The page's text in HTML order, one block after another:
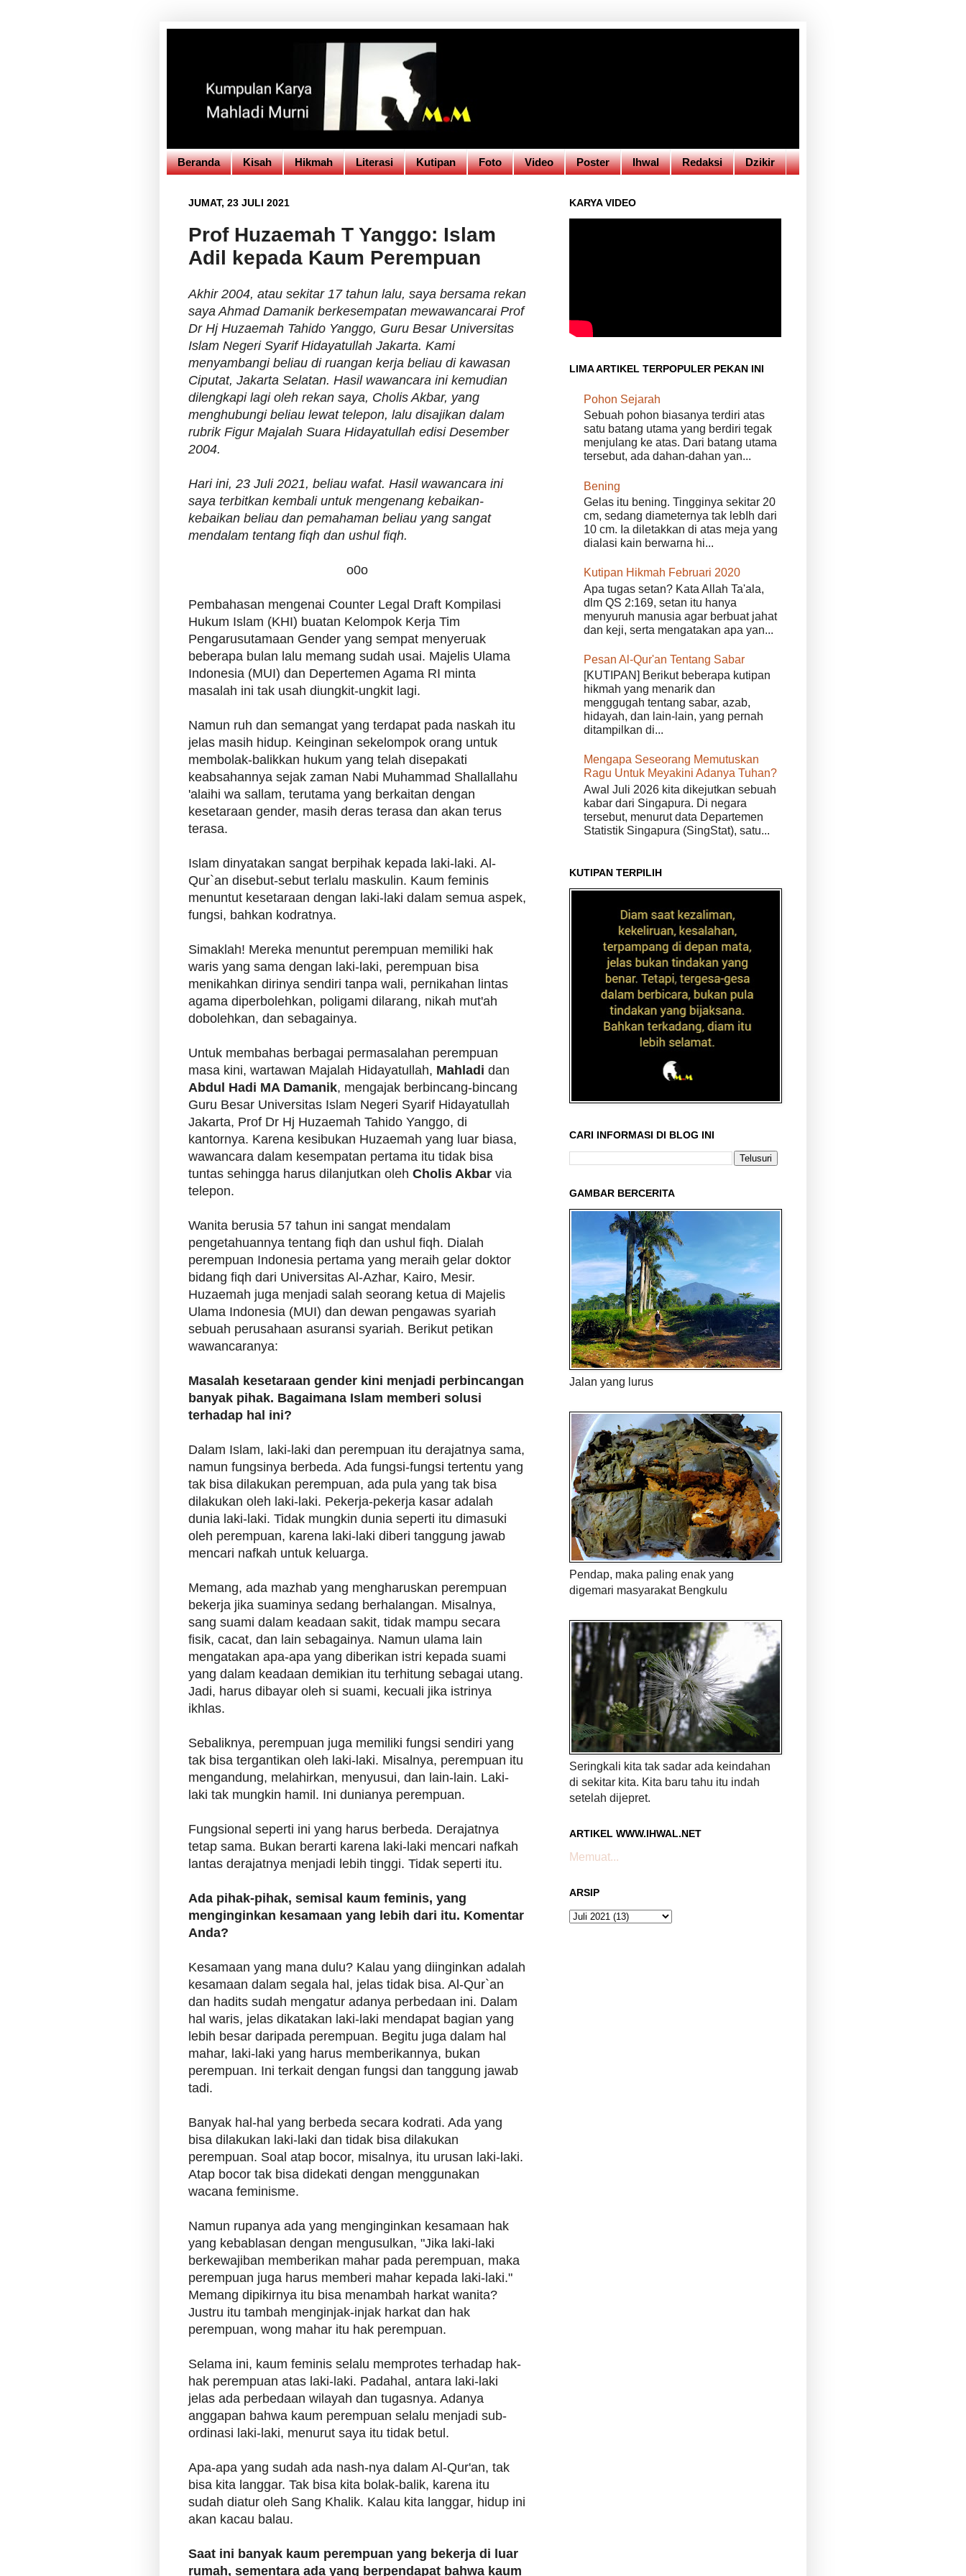
Beranda Kisah Hikmah Literasi Kutipan Foto Video Poster Ihwal Redaksi Dzikir
JUMAT, 23 JULI 2021
Prof Huzaemah T Yanggo: Islam
Adil kepada Kaum Perempuan
Akhir 2004, atau sekitar 17 tahun lalu, saya bersama rekan
saya Ahmad Damanik berkesempatan mewawancarai Prof
Dr Hj Huzaemah Tahido Yanggo, Guru Besar Universitas
Islam Negeri Syarif Hidayatullah Jakarta. Kami
menyambangi beliau di ruangan kerja beliau di kawasan
Ciputat, Jakarta Selatan. Hasil wawancara ini kemudian
dilengkapi lagi oleh rekan saya, Cholis Akbar, yang
menghubungi beliau lewat telepon, lalu disajikan dalam
rubrik Figur Majalah Suara Hidayatullah edisi Desember
2004.
Hari ini, 23 Juli 2021, beliau wafat. Hasil wawancara ini
saya terbitkan kembali untuk mengenang kebaikan-
kebaikan beliau dan pemahaman beliau yang sangat
mendalam tentang fiqh dan ushul fiqh.
o0o
Pembahasan mengenai Counter Legal Draft Kompilasi
Hukum Islam (KHI) buatan Kelompok Kerja Tim
Pengarusutamaan Gender yang sempat menyeruak
beberapa bulan lalu memang sudah usai. Majelis Ulama
Indonesia (MUI) dan Depertemen Agama RI minta
masalah ini tak usah diungkit-ungkit lagi.
Namun ruh dan semangat yang terdapat pada naskah itu
jelas masih hidup. Keinginan sekelompok orang untuk
membolak-balikkan hukum yang telah disepakati
keabsahannya sejak zaman Nabi Muhammad Shallallahu
'alaihi wa sallam, terutama yang berkaitan dengan
kesetaraan gender, masih deras terasa dan akan terus
terasa.
Islam dinyatakan sangat berpihak kepada laki-laki. Al-
Qur`an disebut-sebut terlalu maskulin. Kaum feminis
menuntut kesetaraan dengan laki-laki dalam semua aspek,
fungsi, bahkan kodratnya.
Simaklah! Mereka menuntut perempuan memiliki hak
waris yang sama dengan laki-laki, perempuan bisa
menikahkan dirinya sendiri tanpa wali, pernikahan lintas
agama diperbolehkan, poligami dilarang, nikah mut'ah
dobolehkan, dan sebagainya.
Untuk membahas berbagai permasalahan perempuan
masa kini, wartawan Majalah Hidayatullah, Mahladi dan
Abdul Hadi MA Damanik, mengajak berbincang-bincang
Guru Besar Universitas Islam Negeri Syarif Hidayatullah
Jakarta, Prof Dr Hj Huzaemah Tahido Yanggo, di
kantornya. Karena kesibukan Huzaemah yang luar biasa,
wawancara dalam kesempatan pertama itu tidak bisa
tuntas sehingga harus dilanjutkan oleh Cholis Akbar via
telepon.
Wanita berusia 57 tahun ini sangat mendalam
pengetahuannya tentang fiqh dan ushul fiqh. Dialah
perempuan Indonesia pertama yang meraih gelar doktor
bidang fiqh dari Universitas Al-Azhar, Kairo, Mesir.
Huzaemah juga menjadi salah seorang ketua di Majelis
Ulama Indonesia (MUI) dan dewan pengawas syariah
sebuah perusahaan asuransi syariah. Berikut petikan
wawancaranya:
Masalah kesetaraan gender kini menjadi perbincangan
banyak pihak. Bagaimana Islam memberi solusi
terhadap hal ini?
Dalam Islam, laki-laki dan perempuan itu derajatnya sama,
namun fungsinya berbeda. Ada fungsi-fungsi tertentu yang
tak bisa dilakukan perempuan, ada pula yang tak bisa
dilakukan oleh laki-laki. Pekerja-pekerja kasar adalah
dunia laki-laki. Tidak mungkin dunia seperti itu dimasuki
oleh perempuan, karena laki-laki diberi tanggung jawab
mencari nafkah untuk keluarga.
Memang, ada mazhab yang mengharuskan perempuan
bekerja jika suaminya sedang berhalangan. Misalnya,
sang suami dalam keadaan sakit, tidak mampu secara
fisik, cacat, dan lain sebagainya. Namun ulama lain
mengatakan apa-apa yang diberikan istri kepada suami
yang dalam keadaan demikian itu terhitung sebagai utang.
Jadi, harus dibayar oleh si suami, kecuali jika istrinya
ikhlas.
Sebaliknya, perempuan juga memiliki fungsi sendiri yang
tak bisa tergantikan oleh laki-laki. Misalnya, perempuan itu
mengandung, melahirkan, menyusui, dan lain-lain. Laki-
laki tak mungkin hamil. Ini dunianya perempuan.
Fungsional seperti ini yang harus berbeda. Derajatnya
tetap sama. Bukan berarti karena laki-laki mencari nafkah
lantas derajatnya menjadi lebih tinggi. Tidak seperti itu.
Ada pihak-pihak, semisal kaum feminis, yang
menginginkan kesamaan yang lebih dari itu. Komentar
Anda?
Kesamaan yang mana dulu? Kalau yang diinginkan adalah
kesamaan dalam segala hal, jelas tidak bisa. Al-Qur`an
dan hadits sudah mengatur adanya perbedaan ini. Dalam
hal waris, jelas dikatakan laki-laki mendapat bagian yang
lebih besar daripada perempuan. Begitu juga dalam hal
mahar, laki-laki yang harus memberikannya, bukan
perempuan. Ini terkait dengan fungsi dan tanggung jawab
tadi.
Banyak hal-hal yang berbeda secara kodrati. Ada yang
bisa dilakukan laki-laki dan tidak bisa dilakukan
perempuan. Soal atap bocor, misalnya, itu urusan laki-laki.
Atap bocor tak bisa didekati dengan menggunakan
wacana feminisme.
Namun rupanya ada yang menginginkan kesamaan hak
yang kebablasan dengan mengusulkan, "Jika laki-laki
berkewajiban memberikan mahar pada perempuan, maka
perempuan juga harus memberi mahar kepada laki-laki."
Memang dipikirnya itu bisa menambah harkat wanita?
Justru itu tambah menginjak-injak harkat dan hak
perempuan, wong mahar itu hak perempuan.
Selama ini, kaum feminis selalu memprotes terhadap hak-
hak perempuan atas laki-laki. Padahal, antara laki-laki
jelas ada perbedaan wilayah dan tugasnya. Adanya
anggapan bahwa kaum perempuan selalu menjadi sub-
ordinasi laki-laki, menurut saya itu tidak betul.
Apa-apa yang sudah ada nash-nya dalam Al-Qur'an, tak
bisa kita langgar. Tak bisa kita bolak-balik, karena itu
sudah diatur oleh Sang Khalik. Kalau kita langgar, hidup ini
akan kacau balau.
Saat ini banyak kaum perempuan yang bekerja di luar
rumah, sementara ada yang berpendapat bahwa kaum
KARYA VIDEO
LIMA ARTIKEL TERPOPULER PEKAN INI
Pohon Sejarah
Sebuah pohon biasanya terdiri atas
satu batang utama yang berdiri tegak
menjulang ke atas. Dari batang utama
tersebut, ada dahan-dahan yan...
Bening
Gelas itu bening. Tingginya sekitar 20
cm, sedang diameternya tak lebIh dari
10 cm. Ia diletakkan di atas meja yang
dialasi kain berwarna hi...
Kutipan Hikmah Februari 2020
Apa tugas setan? Kata Allah Ta'ala,
dlm QS 2:169, setan itu hanya
menyuruh manusia agar berbuat jahat
dan keji, serta mengatakan apa yan...
Pesan Al-Qur'an Tentang Sabar
[KUTIPAN] Berikut beberapa kutipan
hikmah yang menarik dan
menggugah tentang sabar, azab,
hidayah, dan lain-lain, yang pernah
ditampilkan di...
Mengapa Seseorang Memutuskan
Ragu Untuk Meyakini Adanya Tuhan?
Awal Juli 2026 kita dikejutkan sebuah
kabar dari Singapura. Di negara
tersebut, menurut data Departemen
Statistik Singapura (SingStat), satu...
KUTIPAN TERPILIH
CARI INFORMASI DI BLOG INI
GAMBAR BERCERITA
Jalan yang lurus
Pendap, maka paling enak yang
digemari masyarakat Bengkulu
Seringkali kita tak sadar ada keindahan
di sekitar kita. Kita baru tahu itu indah
setelah dijepret.
ARTIKEL WWW.IHWAL.NET
Memuat...
ARSIP